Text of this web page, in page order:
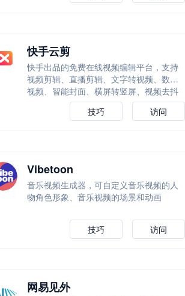
快手云剪
快手出品的免费在线视频编辑平台，支持
视频剪辑、直播剪辑、文字转视频、数据
视频、智能封面、横屏转竖屏、视频去抖
访问
技巧
Vibetoon
音乐视频生成器，可自定义音乐视频的人
物角色形象、音乐视频的场景和动画
访问
技巧
网易见外